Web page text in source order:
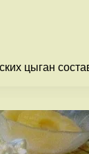
цыган